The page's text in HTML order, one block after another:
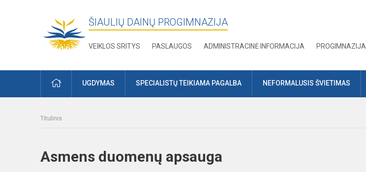
ŠIAULIŲ DAINŲ PROGIMNAZIJA
VEIKLOS SRITYS PASLAUGOS ADMINISTRACINĖ INFORMACIJA PROGIMNAZIJA
PRADŽIAUGDYMAS SPECIALISTŲ TEIKIAMA PAGALBA NEFORMALUSIS ŠVIETIMAS
Titulinis
Asmens duomenų apsauga